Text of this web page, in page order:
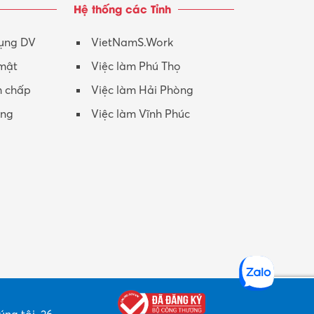
Nhân viên CSKH
Phục vụ khác
Promotion Girl (PG)
DV
chấp
Hệ thống các Tỉnh
VietNamS.Work
Việc làm Phú Thọ
Việc làm Hải Phòng
Việc làm Vĩnh Phúc